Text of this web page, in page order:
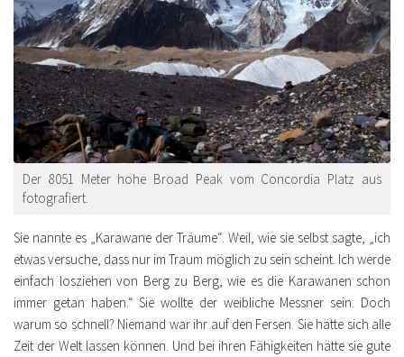
Der 8051 Meter hohe Broad Peak vom Concordia Platz aus
fotografiert.
Sie nannte es „Karawane der Träume“. Weil, wie sie selbst sagte, „ich
etwas versuche, dass nur im Traum möglich zu sein scheint. Ich werde
einfach losziehen von Berg zu Berg, wie es die Karawanen schon
immer getan haben.“ Sie wollte der weibliche Messner sein. Doch
warum so schnell? Niemand war ihr auf den Fersen. Sie hätte sich alle
Zeit der Welt lassen können. Und bei ihren Fähigkeiten hätte sie gute